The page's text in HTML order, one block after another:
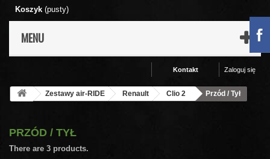
Koszyk (pusty)
MENU
Zaloguj się
Kontakt
Zestawy air-RIDE Renault Clio 2 Przód / Tył
PRZÓD / TYŁ
There are 3 products.